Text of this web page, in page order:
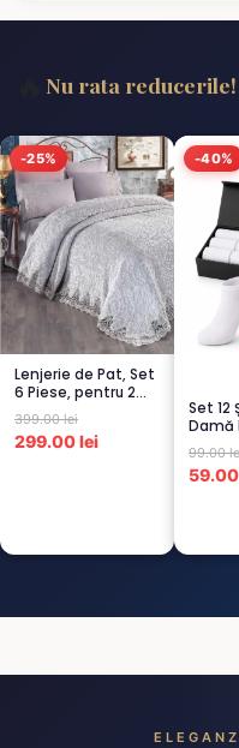
Nu rata reducerile!
-25%
Lenjerie de Pat, Set
6 Piese, pentru 2
persoana, GRI -1...
399.00 lei
299.00 lei
-40%
Set 12
Damă
– 6
Scu...
99.00